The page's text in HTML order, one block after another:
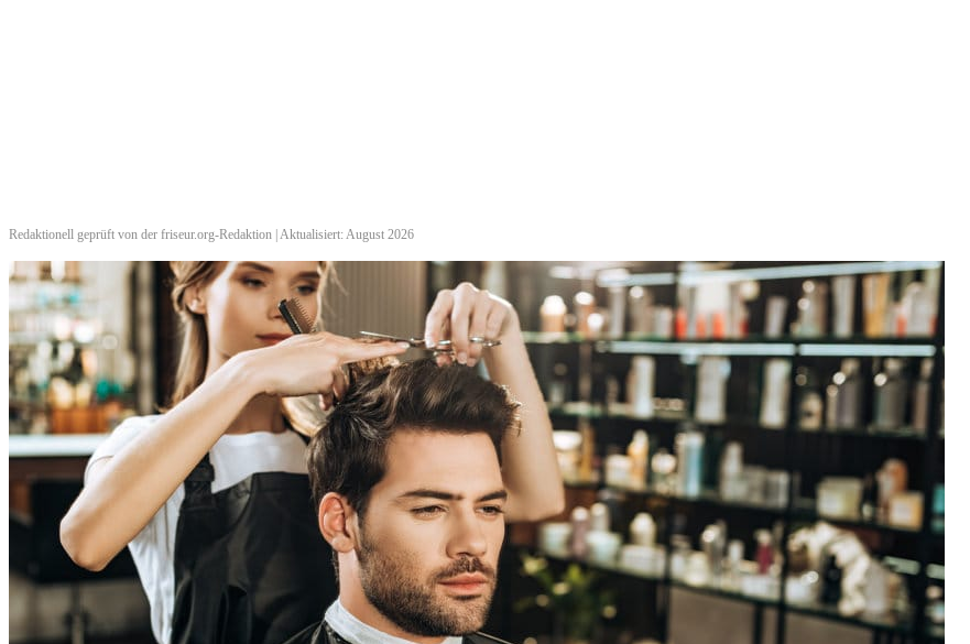
Redaktionell geprüft von der friseur.org-Redaktion | Aktualisiert: August 2026